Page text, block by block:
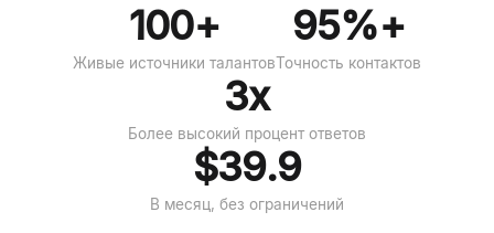
100+
Живые источники талантов
95%+
Точность контактов
3x
Более высокий процент ответов
$39.9
В месяц, без ограничений